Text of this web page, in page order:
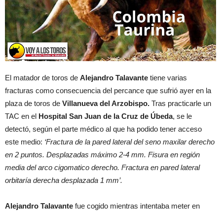
El matador de toros de Alejandro Talavante tiene varias
fracturas como consecuencia del percance que sufrió ayer en la
plaza de toros de Villanueva del Arzobispo. Tras practicarle un
TAC en el Hospital San Juan de la Cruz de Úbeda, se le
detectó, según el parte médico al que ha podido tener acceso
este medio: ‘Fractura de la pared lateral del seno maxilar derecho
en 2 puntos. Desplazadas máximo 2-4 mm. Fisura en región
media del arco cigomatico derecho. Fractura en pared lateral
orbitaría derecha desplazada 1 mm’.
Alejandro Talavante fue cogido mientras intentaba meter en